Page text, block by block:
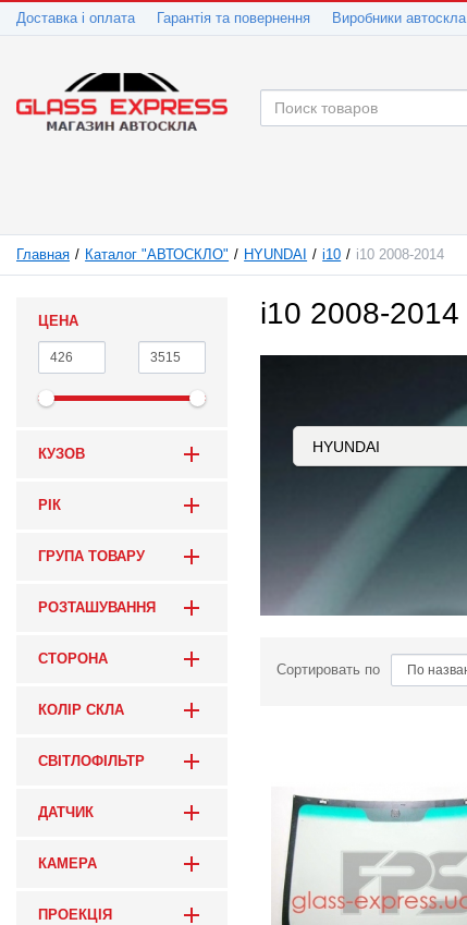
Доставка і оплата Гарантія та повернення Виробники автоскла
Главная Каталог "АВТОСКЛО" HYUNDAI i10 i10 2008-2014
ЦЕНА
КУЗОВ
РІК
ГРУПА ТОВАРУ
РОЗТАШУВАННЯ
СТОРОНА
КОЛІР СКЛА
СВІТЛОФІЛЬТР
ДАТЧИК
КАМЕРА
ПРОЕКЦІЯ
i10 2008-2014
Сортировать по